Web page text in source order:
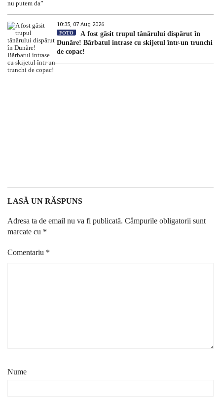
10:35, 07 Aug 2026
FOTO
A fost găsit trupul tânărului dispărut în
Dunăre! Bărbatul intrase cu skijetul într-un trunchi
de copac!
LASĂ UN RĂSPUNS
Adresa ta de email nu va fi publicată. Câmpurile obligatorii sunt
marcate cu *
Comentariu *
Nume